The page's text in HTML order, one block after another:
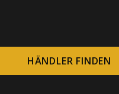
HÄNDLER FINDEN